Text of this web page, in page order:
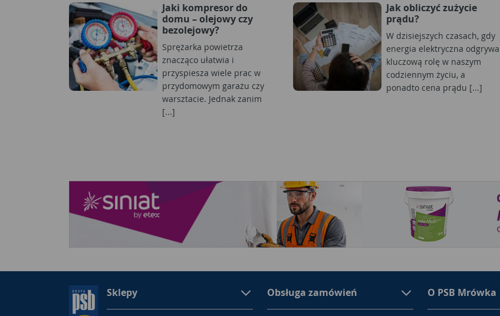
Jaki kompresor do
domu – olejowy czy
bezolejowy?
Sprężarka powietrza
znacząco ułatwia i
przyspiesza wiele prac w
przydomowym garażu czy
warsztacie. Jednak zanim
[...]
Jak obliczyć zużycie
prądu?
W dzisiejszych czasach, gdy
energia elektryczna odgrywa
kluczową rolę w naszym
codziennym życiu, a
ponadto cena prądu [...]
Sklepy Obsługa zamówień O PSB Mrówka